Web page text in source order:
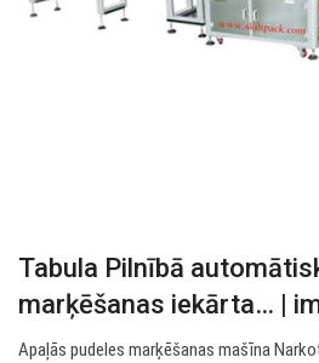
Tabula Pilnībā
marķēšanas iekārta… |
Apaļās pudeles marķēšanas mašīna